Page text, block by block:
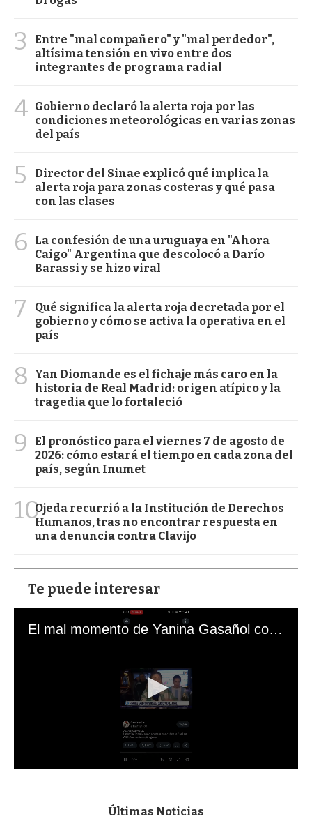
3
Entre "mal compañero" y "mal perdedor",
altísima tensión en vivo entre dos
integrantes de programa radial
4 Gobierno declaró la alerta roja por las
condiciones meteorológicas en varias zonas
del país
5
Director del Sinae explicó qué implica la
alerta roja para zonas costeras y qué pasa
con las clases
6
La confesión de una uruguaya en "Ahora
Caigo" Argentina que descolocó a Darío
Barassi y se hizo viral
7
Qué significa la alerta roja decretada por el
gobierno y cómo se activa la operativa en el
país
8
Yan Diomande es el fichaje más caro en la
historia de Real Madrid: origen atípico y la
tragedia que lo fortaleció
9
El pronóstico para el viernes 7 de agosto de
2026: cómo estará el tiempo en cada zona del
país, según Inumet
10Ojeda recurrió a la Institución de Derechos
Humanos, tras no encontrar respuesta en
una denuncia contra Clavijo
Te puede interesar
El mal momento de Yanina Gasañol con un hincha argentino en "Subrayado"
s
Últimas Noticias